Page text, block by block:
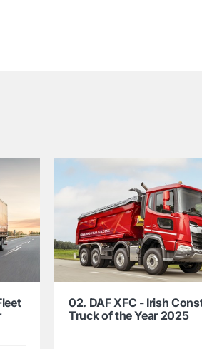
02. DAF XFC - Irish
Truck of the Year 2025